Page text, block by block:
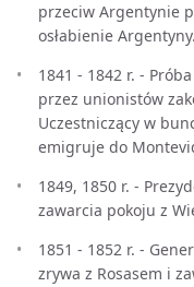
przeciw Argentynie
osłabienie Argentyny.
1841 - 1842 r. -
przez unionistów
Uczestniczący w
emigruje do
1849, 1850 r. -
zawarcia pokoju z
1851 - 1852 r. -
zrywa z Rosasem i